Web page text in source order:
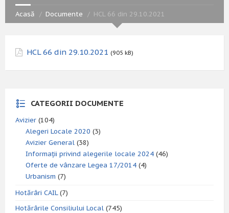
Acasă Documente HCL 66 din 29.10.2021
HCL 66 din 29.10.2021 (905 kB)
CATEGORII DOCUMENTE
Avizier (104)
Alegeri Locale 2020 (3)
Avizier General (38)
Informații privind alegerile locale 2024 (46)
Oferte de vânzare Legea 17/2014 (4)
Urbanism (7)
Hotărâri CAIL(7)
Hotărârile Consiliului Local (745)